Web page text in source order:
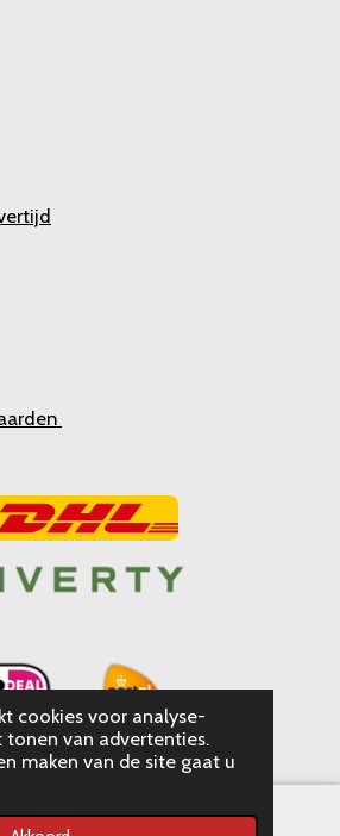
cookies voor analyse-
van advertenties.
maken van de site gaat u